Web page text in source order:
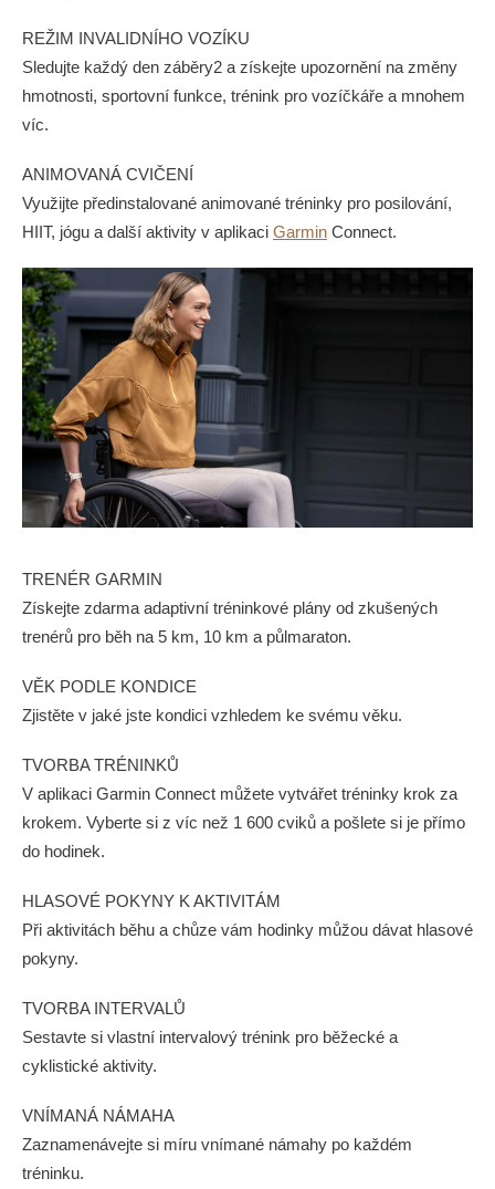
REŽIM INVALIDNÍHO VOZÍKU
Sledujte každý den záběry2 a získejte upozornění na změny
hmotnosti, sportovní funkce, trénink pro vozíčkáře a mnohem
víc.
ANIMOVANÁ CVIČENÍ
Využijte předinstalované animované tréninky pro posilování,
HIIT, jógu a další aktivity v aplikaci Garmin Connect.
TRENÉR GARMIN
Získejte zdarma adaptivní tréninkové plány od zkušených
trenérů pro běh na 5 km, 10 km a půlmaraton.
VĚK PODLE KONDICE
Zjistěte v jaké jste kondici vzhledem ke svému věku.
TVORBA TRÉNINKŮ
V aplikaci Garmin Connect můžete vytvářet tréninky krok za
krokem. Vyberte si z víc než 1 600 cviků a pošlete si je přímo
do hodinek.
HLASOVÉ POKYNY K AKTIVITÁM
Při aktivitách běhu a chůze vám hodinky můžou dávat hlasové
pokyny.
TVORBA INTERVALŮ
Sestavte si vlastní intervalový trénink pro běžecké a
cyklistické aktivity.
VNÍMANÁ NÁMAHA
Zaznamenávejte si míru vnímané námahy po každém
tréninku.